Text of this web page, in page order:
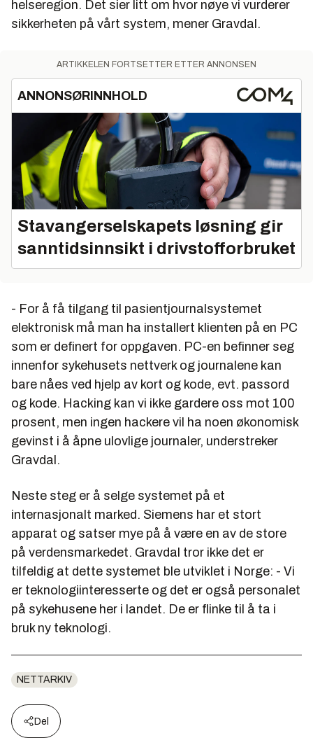
helseregion. Det sier litt om hvor nøye vi vurderer
sikkerheten på vårt system, mener Gravdal.
ARTIKKELEN FORTSETTER ETTER ANNONSEN
ANNONSØRINNHOLD
Stavangerselskapets løsning gir
sanntidsinnsikt i drivstofforbruket
- For å få tilgang til pasientjournalsystemet
elektronisk må man ha installert klienten på en PC
som er definert for oppgaven. PC-en befinner seg
innenfor sykehusets nettverk og journalene kan
bare nåes ved hjelp av kort og kode, evt. passord
og kode. Hacking kan vi ikke gardere oss mot 100
prosent, men ingen hackere vil ha noen økonomisk
gevinst i å åpne ulovlige journaler, understreker
Gravdal.
Neste steg er å selge systemet på et
internasjonalt marked. Siemens har et stort
apparat og satser mye på å være en av de store
på verdensmarkedet. Gravdal tror ikke det er
tilfeldig at dette systemet ble utviklet i Norge: - Vi
er teknologiinteresserte og det er også personalet
på sykehusene her i landet. De er flinke til å ta i
bruk ny teknologi.
NETTARKIV
Del